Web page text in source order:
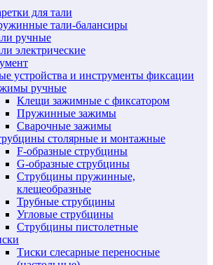
для тали
тали-балансиры
ручные
электрические
устройства и инструменты фиксации
ручные
Клещи зажимные с фиксатором
Пружинные зажимы
Сварочные зажимы
столярные и монтажные
F-образные струбцины
G-образные струбцины
Струбцины пружинные,
клещеобразные
Трубные струбцины
Угловые струбцины
Струбцины пистолетные
Тиски слесарные переносные